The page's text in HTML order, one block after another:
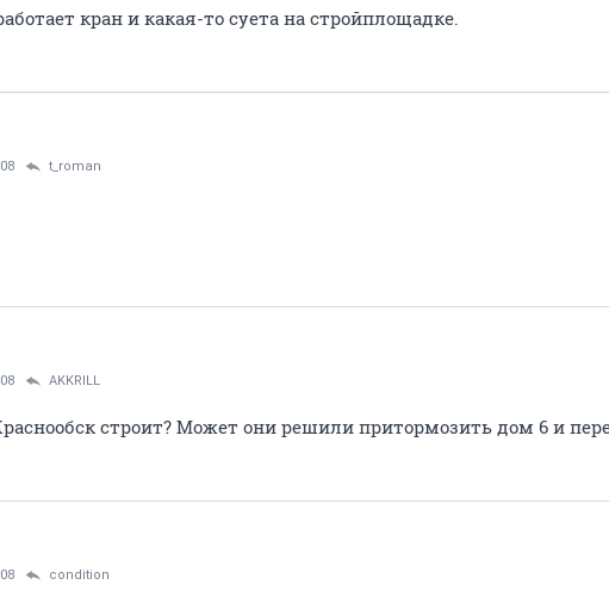
кран и какая-то суета на стройплощадке.
t_roman
AKKRILL
строит? Может они решили притормозить дом 6 и
condition